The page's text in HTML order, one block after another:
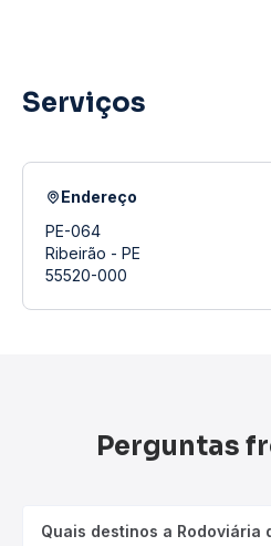
Serviços
Endereço
PE-064
Ribeirão - PE
55520-000
Perguntas
Quais destinos a Rodoviária